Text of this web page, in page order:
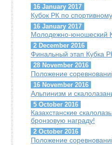
16 January 2017
Кубок РК по
16 January 2017
Молодежно-юношеский
2 December 2016
Финальный этап Кубка
28 November 2016
Положение
16 November 2016
Альпинизм и
5 October 2016
Казахстанские
бронзовую награду!
2 October 2016
Положение